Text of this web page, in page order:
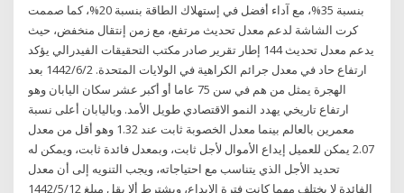
بنسبة 35%، مع آداء أفضل في إستهلاك الطاقة بنسبة 20%، كما صممت
كرت الشاشة لدعم معدل تحديث مرتفع، مع زمن إنتقال منخفض، حيث
يدعم معدل تحديث 144 إطار تقرير صادر مكتب التحقيقات الفيدرالي يؤكد
ارتفاع حاد في معدل جرائم الكراهية في الولايات المتحدة. 2‏‏/6‏‏/1442 بعد
الهجرة يمثل من هم في سن 75 عاما أو أكبر عشر سكان اليابان وهو
ارتفاع تاريخي يهدد النمو الاقتصادي طويل الأمد. وباليابان أعلى نسبة
معمرين بالعالم بينما معدل الخصوبة ثابت عند 1.32 وهو أقل من معدل
2.07 يمكن للعميل إيداع الأموال لأجل ثابت، وبمعدل فائدة ثابت، ويمكن له
تحديد الأجل الذي يتناسب مع احتياجاته، ويجب التنويه إلى أن معدل
الفائدة لا يختلف مهما كانت فترة الإيداع، ويشترط ألا يقل مبلغ 12‏‏/5‏‏/1442